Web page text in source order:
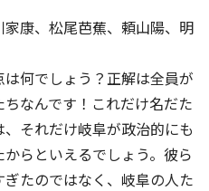
康、松尾芭蕉、頼山陽、明
何でしょう？正解は全員が
なんです！これだけ名だた
それだけ岐阜が政治的にも
らといえるでしょう。彼ら
たのではなく、岐阜の人た